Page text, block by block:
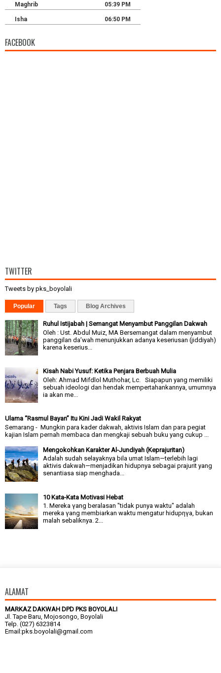
FACEBOOK
TWITTER
Tweets by pks_boyolali
Popular Tags Blog Archives
Ruhul Istijabah | Semangat Menyambut Panggilan Dakwah
Oleh : Ust. Abdul Muiz, MA Bersemangat dalam menyambut
panggilan da’wah menunjukkan adanya keseriusan (jiddiyah)
karena keserius...
Kisah Nabi Yusuf: Ketika Penjara Berbuah Mulia
Oleh: Ahmad Mifdlol Muthohar, Lc. Siapapun yang memiliki
sebuah ideologi dan hendak mempertahankannya, umumnya
ia akan me...
Ulama “Rasmul Bayan” Itu Kini Jadi Wakil Rakyat
Semarang - Mungkin para kader dakwah, aktivis Islam dan para pegiat
kajian Islam pernah membaca dan mengkaji sebuah buku yang cukup ...
Mengokohkan Karakter Al-Jundiyah (Keprajuritan)
Adalah sudah selayaknya bila umat Islam—terlebih lagi
aktivis dakwah—menjadikan hidupnya sebagai prajurit yang
senantiasa siap menghada...
10 Kata-Kata Motivasi Hebat
1. Mereka γang beralasan "tidak punya waktu" adalah
mereka γang membiarkan waktu mengatur hidupηγa, bukan
malah sebaliknya. 2...
ALAMAT
MARKAZ DAKWAH DPD PKS BOYOLALI
Jl. Tape Baru, Mojosongo, Boyolali
Telp. (027) 6323814
Email:pks.boyolali@gmail.com